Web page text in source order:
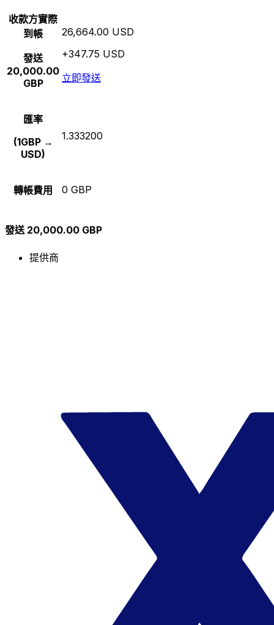
收款方實際
到帳
發送
20,000.00
GBP
26,664.00 USD
+347.75 USD
立即發送
匯率
(1GBP →
USD)
1.333200
轉帳費用 0 GBP
發送 20,000.00 GBP
提供商